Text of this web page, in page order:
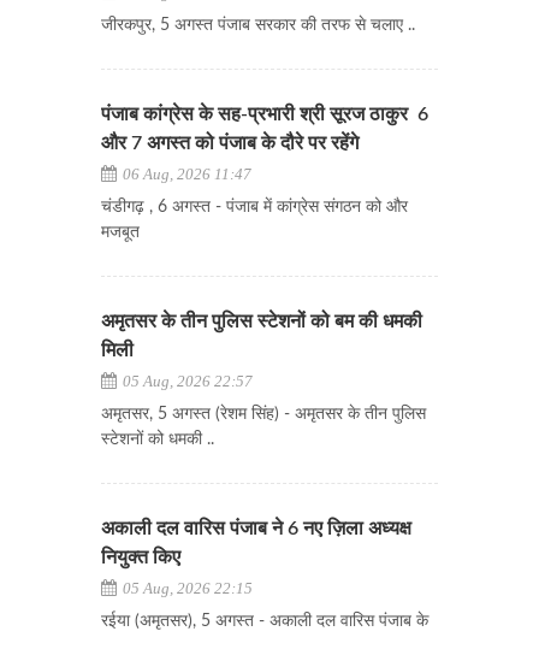
जीरकपुर, 5 अगस्त पंजाब सरकार की तरफ से चलाए ..
पंजाब कांग्रेस के सह-प्रभारी श्री सूरज ठाकुर 6
और 7 अगस्त को पंजाब के दौरे पर रहेंगे
06 Aug, 2026 11:47
चंडीगढ़ , 6 अगस्त - पंजाब में कांग्रेस संगठन को और
मजबूत
अमृतसर के तीन पुलिस स्टेशनों को बम की धमकी
मिली
05 Aug, 2026 22:57
अमृतसर, 5 अगस्त (रेशम सिंह) - अमृतसर के तीन पुलिस
स्टेशनों को धमकी ..
अकाली दल वारिस पंजाब ने 6 नए ज़िला अध्यक्ष
नियुक्त किए
05 Aug, 2026 22:15
रईया (अमृतसर), 5 अगस्त - अकाली दल वारिस पंजाब के